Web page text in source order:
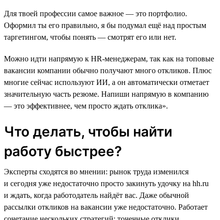
Для твоей профессии самое важное ― это портфолио.
Оформил ты его правильно, я бы подумал ещё над простым
таргетингом, чтобы понять ― смотрят его или нет.
Можно идти напрямую к HR-менеджерам, так как на топовые
вакансии компании обычно получают много откликов. Плюс
многие сейчас используют ИИ, а он автоматически отметает
значительную часть резюме. Напиши напрямую в компанию
― это эффективнее, чем просто ждать отклика».
Что делать, чтобы найти
работу быстрее?
Эксперты сходятся во мнении: рынок труда изменился
и сегодня уже недостаточно просто закинуть удочку на hh.ru
и ждать, когда работодатель найдёт вас. Даже обычной
рассылки откликов на вакансии уже недостаточно. Работает